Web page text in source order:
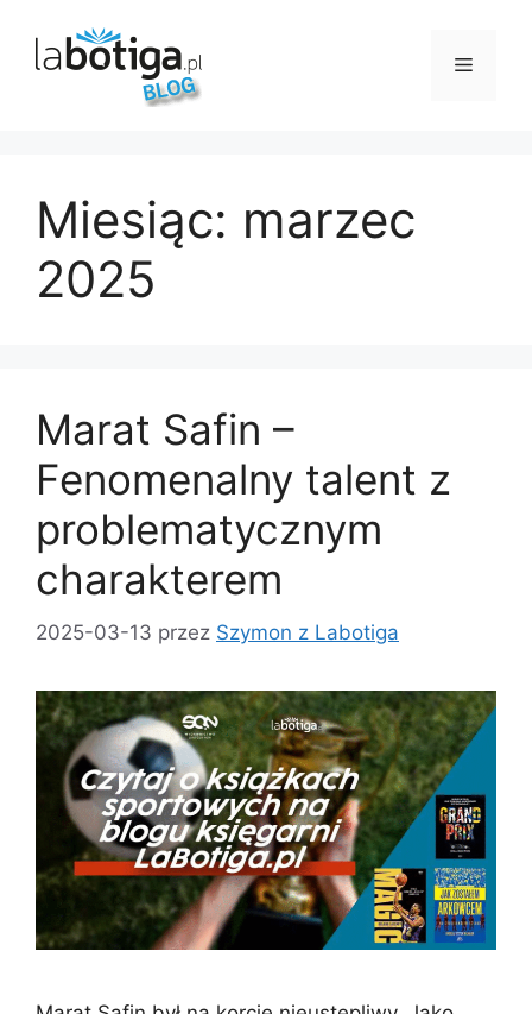
treści
Menu
Miesiąc: marzec
2025
Marat Safin –
Fenomenalny talent z
problematycznym
charakterem
2025-03-13 przez Szymon z Labotiga